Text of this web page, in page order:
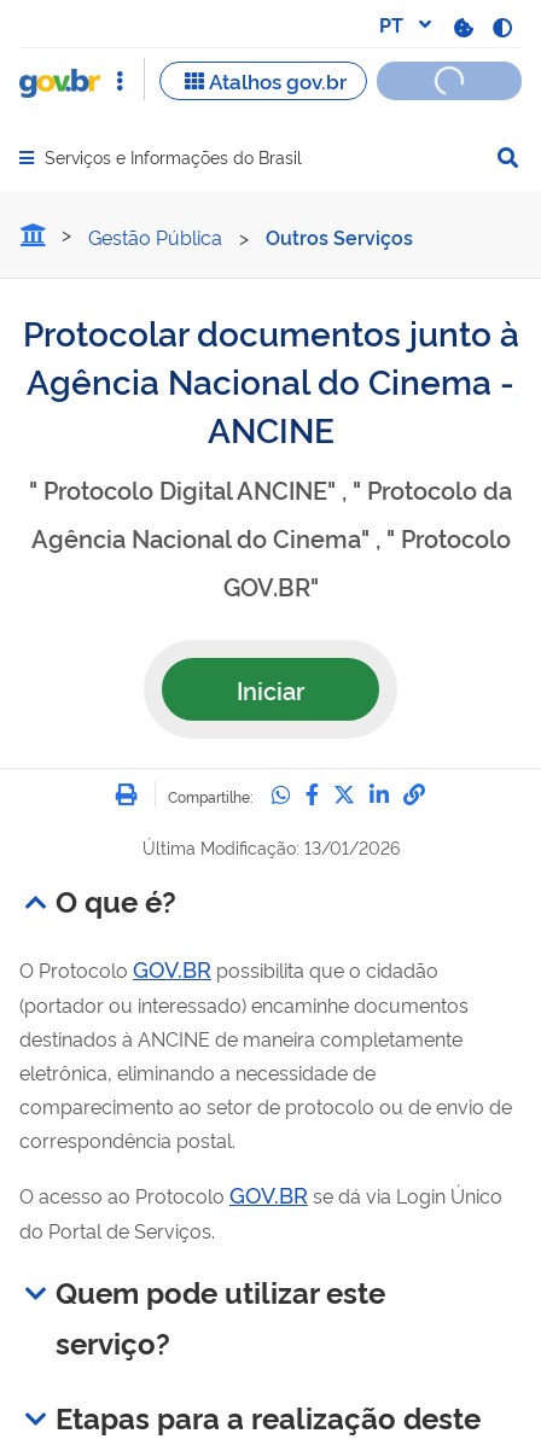
Abrir menu principal de navegação
Serviços e Informações do Brasil
Protocolar documentos
Gestão Pública > Outros Serviços
Protocolar documentos junto à
Agência Nacional do Cinema -
ANCINE
" Protocolo Digital ANCINE" , " Protocolo da
Agência Nacional do Cinema" , " Protocolo
GOV.BR"
Iniciar
Imprimir
Compartilhe: Compartilhe no
Compartilhe no
Compartilhe no
Compartilhe
Última Modificação: 13/01/2026
O que é?
O Protocolo GOV.BR possibilita que o cidadão
(portador ou interessado) encaminhe documentos
destinados à ANCINE de maneira completamente
eletrônica, eliminando a necessidade de
comparecimento ao setor de protocolo ou de envio de
correspondência postal.
O acesso ao Protocolo GOV.BR se dá via Login Único
do Portal de Serviços.
Quem pode utilizar este
serviço?
Etapas para a realização deste